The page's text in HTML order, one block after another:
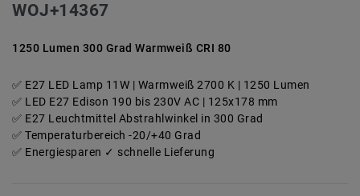
WOJ+14367
1250 Lumen 300 Grad Warmweiß CRI 80
E27 LED Lamp 11W | Warmweiß 2700 K | 1250 Lumen
LED E27 Edison 190 bis 230V AC | 125x178 mm
E27 Leuchtmittel Abstrahlwinkel in 300 Grad
Temperaturbereich -20/+40 Grad
Energiesparen ✓ schnelle Lieferung